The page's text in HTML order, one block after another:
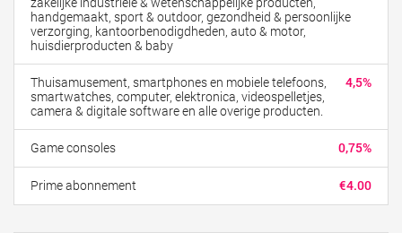
handgemaakt, sport & outdoor, gezondheid & persoonlijke
verzorging, kantoorbenodigdheden, auto & motor,
huisdierproducten & baby
4,5%
Thuisamusement, smartphones en mobiele telefoons,
smartwatches, computer, elektronica, videospelletjes,
camera & digitale software en alle overige producten.
0,75%
Game consoles
€4.00
Prime abonnement